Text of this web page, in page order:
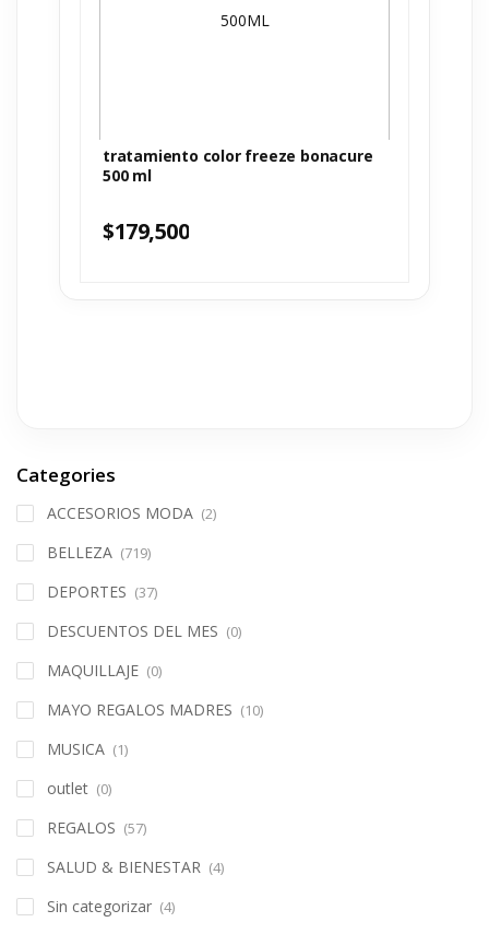
tratamiento color freeze bonacure
500 ml
$179,500
Categories
ACCESORIOS MODA (2)
BELLEZA (719)
DEPORTES (37)
DESCUENTOS DEL MES (0)
MAQUILLAJE (0)
MAYO REGALOS MADRES (10)
MUSICA (1)
outlet (0)
REGALOS (57)
SALUD & BIENESTAR (4)
Sin categorizar (4)